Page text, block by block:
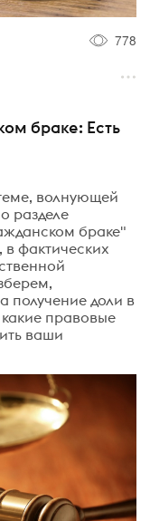
778
браке: Есть
волнующей
разделе
браке"
фактических
получение доли в
правовые
ваши